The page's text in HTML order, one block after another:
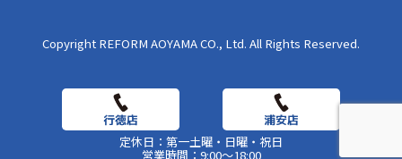
Copyright REFORM AOYAMA CO., Ltd. All Rights Reserved.
定休日：第一土曜・日曜・祝日
営業時間：9:00～18:00